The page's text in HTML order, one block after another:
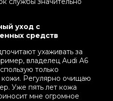
уход с
средств
ухаживать за
владелец Audi A6
только
Регулярно очищаю
Уже пять лет кожа
мне огромное